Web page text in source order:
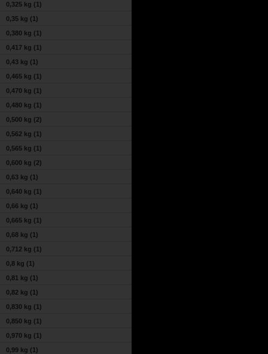
0,325 kg (1)
0,35 kg (1)
0,380 kg (1)
0,417 kg (1)
0,43 kg (1)
0,465 kg (1)
0,470 kg (1)
0,480 kg (1)
0,500 kg (2)
0,562 kg (1)
0,565 kg (1)
0,600 kg (2)
0,63 kg (1)
0,640 kg (1)
0,66 kg (1)
0,665 kg (1)
0,68 kg (1)
0,712 kg (1)
0,8 kg (1)
0,81 kg (1)
0,82 kg (1)
0,830 kg (1)
0,850 kg (1)
0,970 kg (1)
0,99 kg (1)